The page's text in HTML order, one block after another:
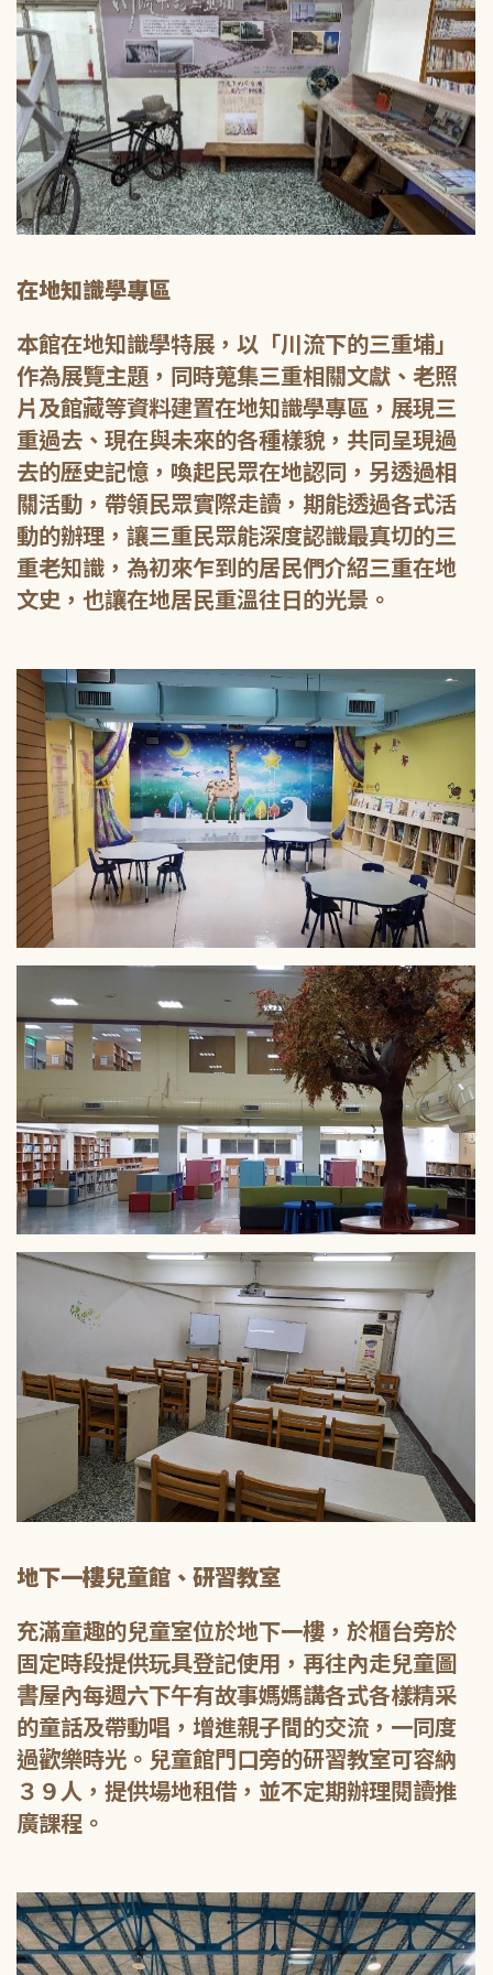
在地知識學專區
本館在地知識學特展，以「川流下的三重埔」
作為展覽主題，同時蒐集三重相關文獻、老照
片及館藏等資料建置在地知識學專區，展現三
重過去、現在與未來的各種樣貌，共同呈現過
去的歷史記憶，喚起民眾在地認同，另透過相
關活動，帶領民眾實際走讀，期能透過各式活
動的辦理，讓三重民眾能深度認識最真切的三
重老知識，為初來乍到的居民們介紹三重在地
文史，也讓在地居民重溫往日的光景。
地下一樓兒童館、研習教室
充滿童趣的兒童室位於地下一樓，於櫃台旁於
固定時段提供玩具登記使用，再往內走兒童圖
書屋內每週六下午有故事媽媽講各式各樣精采
的童話及帶動唱，增進親子間的交流，一同度
過歡樂時光。兒童館門口旁的研習教室可容納
３９人，提供場地租借，並不定期辦理閱讀推
廣課程。